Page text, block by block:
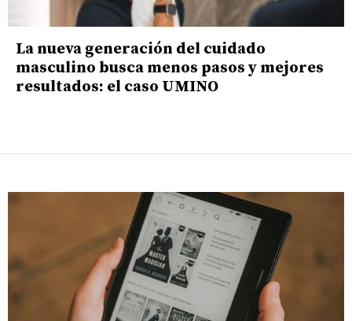
La nueva generación del cuidado
masculino busca menos pasos y mejores
resultados: el caso UMINO